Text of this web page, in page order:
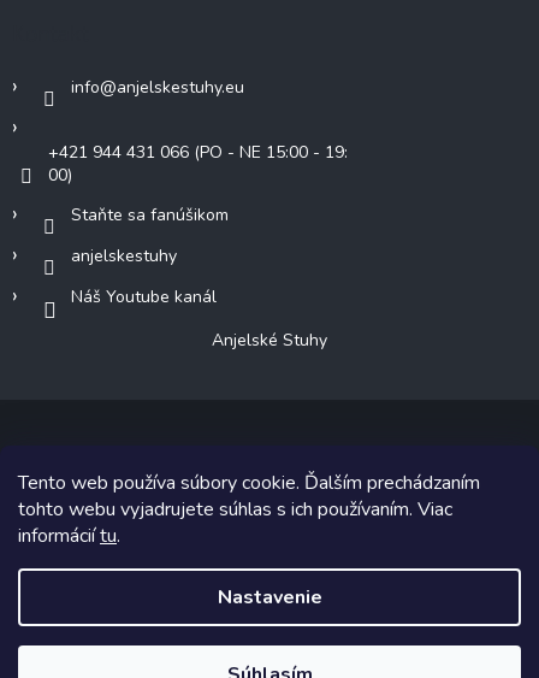
Tento web používa súbory cookie. Ďalším prechádzaním
tohto webu vyjadrujete súhlas s ich používaním. Viac
informáciítu.
Nastavenie
info@anjelskestuhy.eu
+421 944 431 066 (PO - NE 15:00 - 19:
00)
Staňte sa fanúšikom
anjelskestuhy
Náš Youtube kanál
Anjelské Stuhy
Copyright 2026Anjelské Stuhy. Všetky práva vyhradené.
Grafický návrh vytvoril a na Shoptet implementoval
Shoptetak.cz.
Vytvoril Shoptet